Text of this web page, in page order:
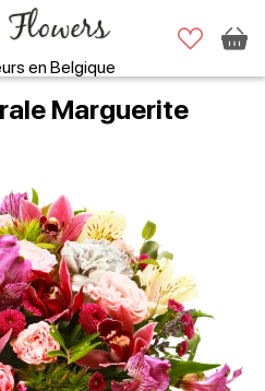
en Belgique
Marguerite